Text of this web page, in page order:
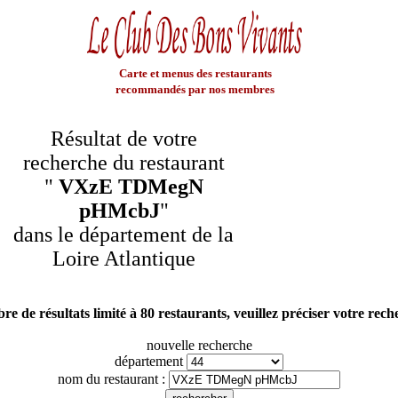
Carte et menus des restaurants
recommandés par nos membres
Résultat de votre
recherche du restaurant
" VXzE TDMegN
pHMcbJ"
dans le département de la
Loire Atlantique
de résultats limité à 80 restaurants, veuillez préciser votre
nouvelle recherche
département
nom du restaurant :